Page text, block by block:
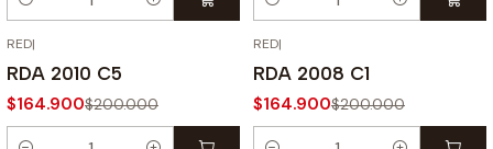
Cantidad Cantidad
RED|
RDA 2010 C5
$164.900$200.000
RED|
RDA 2008 C1
$164.900$200.000